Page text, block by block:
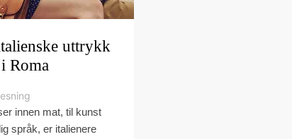
uttrykk
Roma
innen mat, til kunst
språk, er italienere